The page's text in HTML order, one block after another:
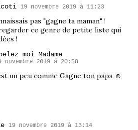
19 novembre 2019 à 11:23
pas "gagne ta maman" !
ce genre de petite liste qui
!
moi Madame
novembre 2019 à 20:58
un peu comme Gagne ton papa ☺
19 novembre 2019 à 13:14